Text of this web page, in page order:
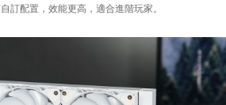
訂配置，效能更高，適合進階玩家。